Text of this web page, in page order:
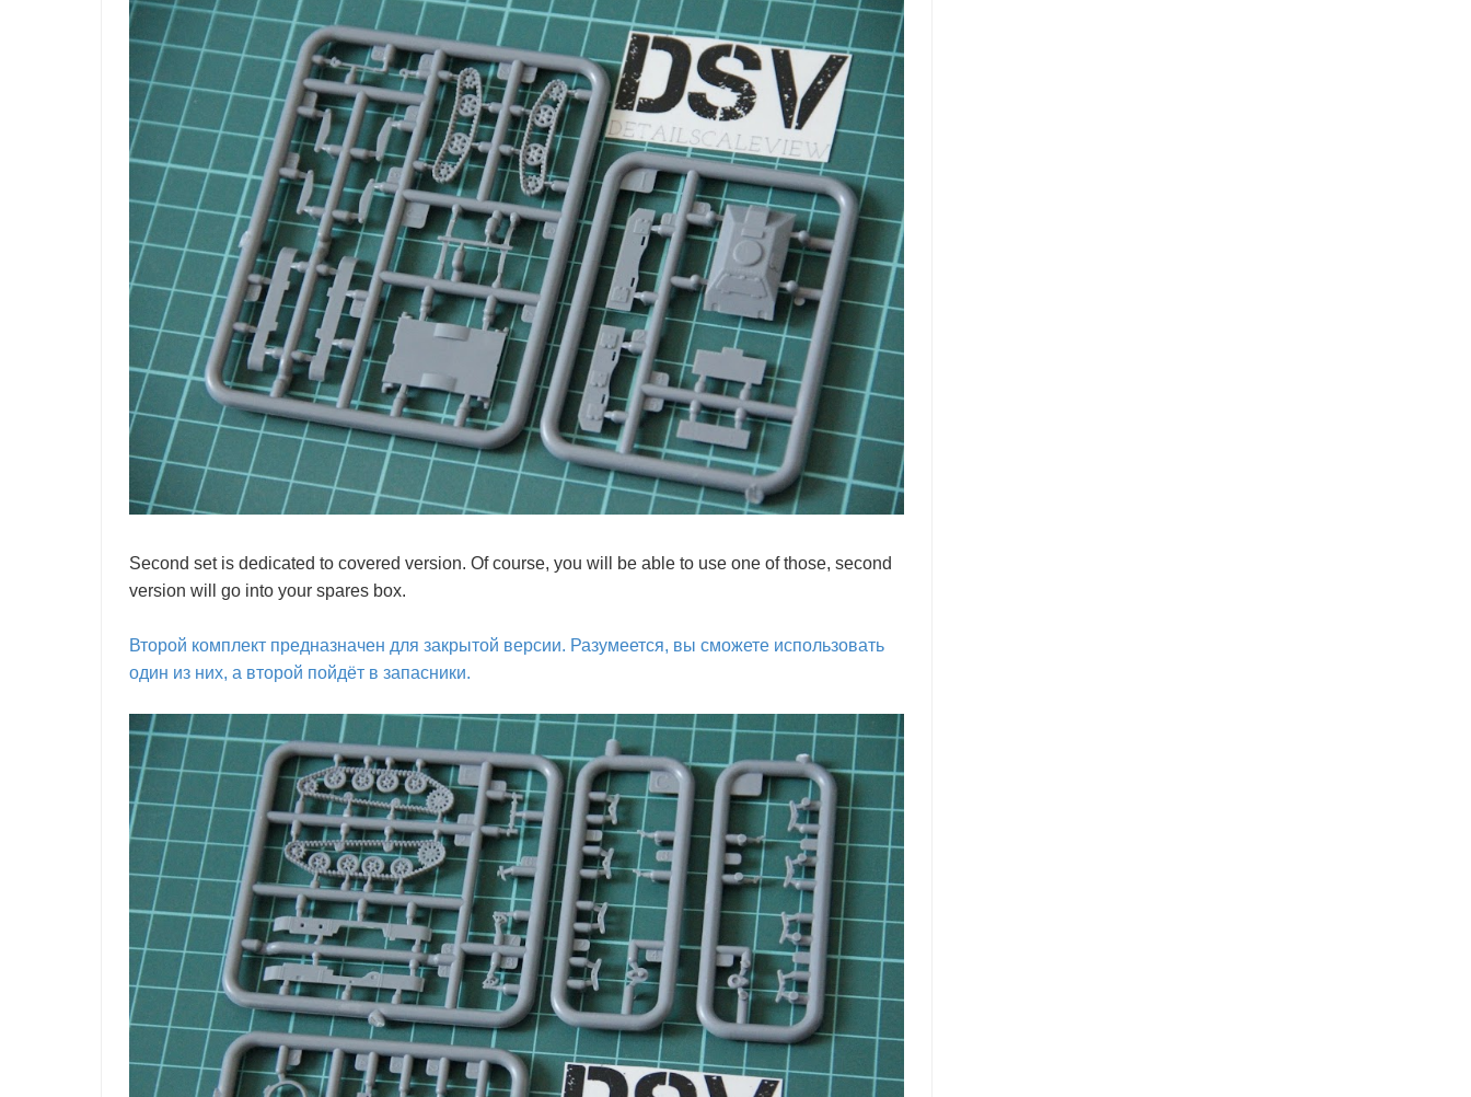
Second set is dedicated to covered version. Of course, you will be able to use one of those, second
version will go into your spares box.
Второй комплект предназначен для закрытой версии. Разумеется, вы сможете использовать
один из них, а второй пойдёт в запасники.